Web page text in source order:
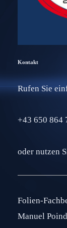
Kontakt
Rufen Sie
+43 650 864
oder nutzen
Folien-
Manuel